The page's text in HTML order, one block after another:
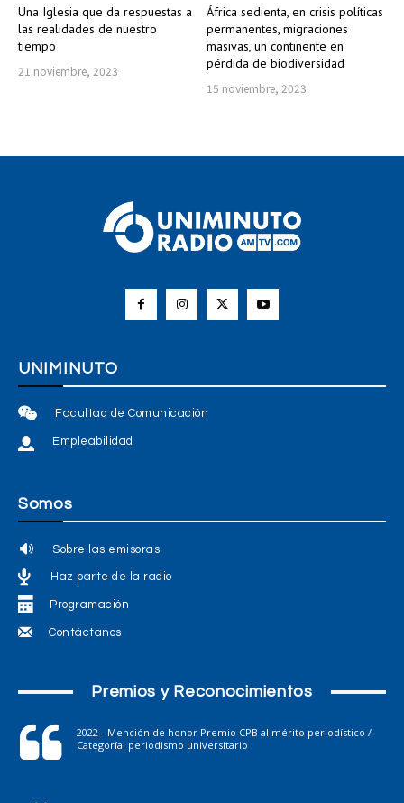
Una Iglesia que da respuestas a
las realidades de nuestro
tiempo
21 noviembre, 2023
África sedienta, en crisis políticas
permanentes, migraciones
masivas, un continente en
pérdida de biodiversidad
15 noviembre, 2023
UNIMINUTO
Facultad de Comunicación
Empleabilidad
Somos
Sobre las emisoras
Haz parte de la radio
Programación
Contáctanos
Premios y Reconocimientos
2022 - Mención de honor Premio CPB al mérito periodístico /
Categoría: periodismo universitario